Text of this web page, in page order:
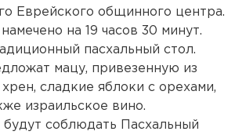
Еврейского общинного центра.
на 19 часов 30 минут.
пасхальный стол.
мацу, привезенную из
сладкие яблоки с орехами,
израильское вино.
соблюдать Пасхальный